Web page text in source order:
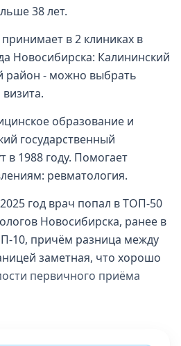
38 лет.
в 2 клиниках в
Новосибирска: Калининский
район - можно выбрать
образование и
государственный
в 1988 году. Помогает
ревматология.
год врач попал в ТОП-50
Новосибирска, ранее в
10, причём разница между
заметная, что хорошо
первичного приёма